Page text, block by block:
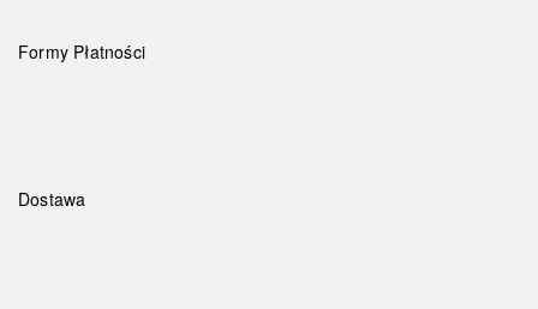
Formy Płatności
Dostawa